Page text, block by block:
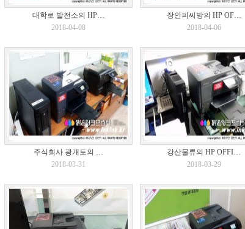
대학로 발전소의 HP…
2018-04-08
장안피씨방의 HP OF…
2018-04-06
주식회사 광개토의 …
2018-03-31
강산물류의 HP OFFI…
2018-03-29